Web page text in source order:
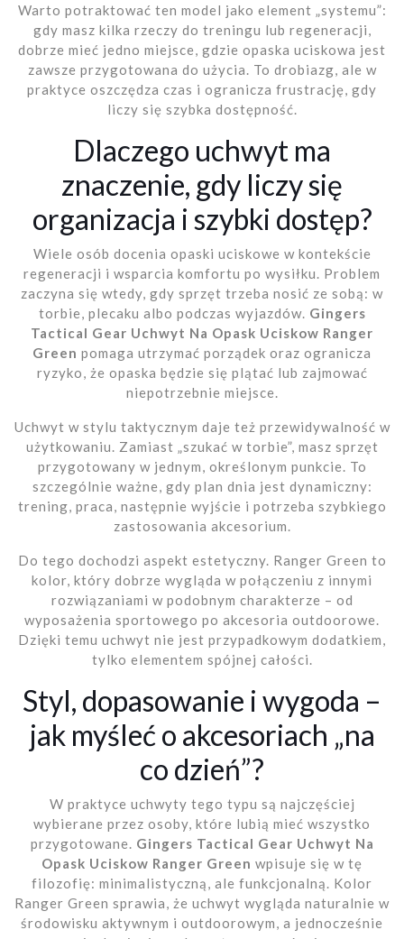
Warto potraktować ten model jako element „systemu”:
gdy masz kilka rzeczy do treningu lub regeneracji,
dobrze mieć jedno miejsce, gdzie opaska uciskowa jest
zawsze przygotowana do użycia. To drobiazg, ale w
praktyce oszczędza czas i ogranicza frustrację, gdy
liczy się szybka dostępność.
Dlaczego uchwyt ma
znaczenie, gdy liczy się
organizacja i szybki dostęp?
Wiele osób docenia opaski uciskowe w kontekście
regeneracji i wsparcia komfortu po wysiłku. Problem
zaczyna się wtedy, gdy sprzęt trzeba nosić ze sobą: w
torbie, plecaku albo podczas wyjazdów. Gingers
Tactical Gear Uchwyt Na Opask Uciskow Ranger
Green pomaga utrzymać porządek oraz ogranicza
ryzyko, że opaska będzie się plątać lub zajmować
niepotrzebnie miejsce.
Uchwyt w stylu taktycznym daje też przewidywalność w
użytkowaniu. Zamiast „szukać w torbie”, masz sprzęt
przygotowany w jednym, określonym punkcie. To
szczególnie ważne, gdy plan dnia jest dynamiczny:
trening, praca, następnie wyjście i potrzeba szybkiego
zastosowania akcesorium.
Do tego dochodzi aspekt estetyczny. Ranger Green to
kolor, który dobrze wygląda w połączeniu z innymi
rozwiązaniami w podobnym charakterze – od
wyposażenia sportowego po akcesoria outdoorowe.
Dzięki temu uchwyt nie jest przypadkowym dodatkiem,
tylko elementem spójnej całości.
Styl, dopasowanie i wygoda –
jak myśleć o akcesoriach „na
co dzień”?
W praktyce uchwyty tego typu są najczęściej
wybierane przez osoby, które lubią mieć wszystko
przygotowane. Gingers Tactical Gear Uchwyt Na
Opask Uciskow Ranger Green wpisuje się w tę
filozofię: minimalistyczną, ale funkcjonalną. Kolor
Ranger Green sprawia, że uchwyt wygląda naturalnie w
środowisku aktywnym i outdoorowym, a jednocześnie